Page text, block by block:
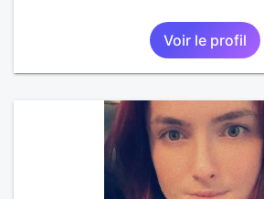
Voir le profil